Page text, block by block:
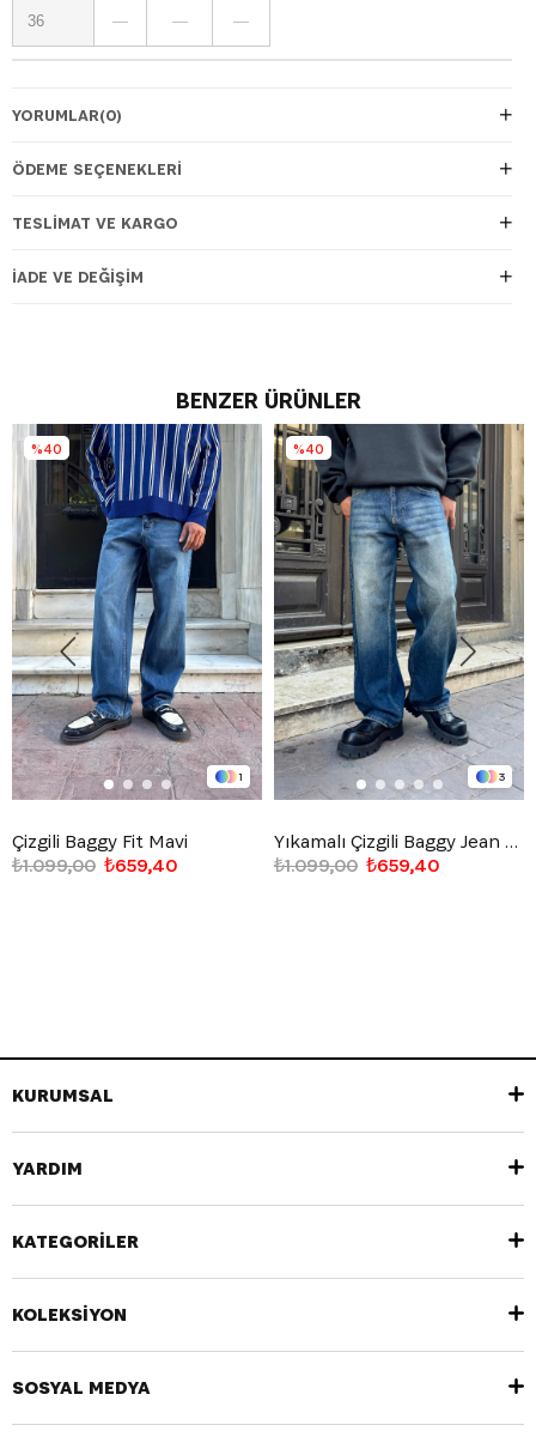
36 — — —
YORUMLAR(0)
ÖDEME SEÇENEKLERI
TESLIMAT VE KARGO
İADE VE DEĞIŞIM
BENZER ÜRÜNLER
1
Çizgili Baggy Fit Mavi
₺659,40
₺1.099,00
%40
3
Yıkamalı Çizgili Baggy Jean Mavi
₺659,40
₺1.099,00
%40
KURUMSAL
YARDIM
KATEGORİLER
KOLEKSİYON
SOSYAL MEDYA